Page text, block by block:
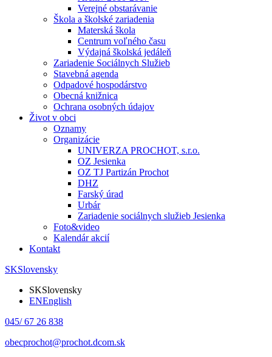
Verejné obstarávanie
Škola a školské zariadenia
Materská škola
Centrum voľného času
Výdajná školská jedáleň
Zariadenie Sociálnych Služieb
Stavebná agenda
Odpadové hospodárstvo
Obecná knižnica
Ochrana osobných údajov
Život v obci
Oznamy
Organizácie
UNIVERZA PROCHOT, s.r.o.
OZ Jesienka
OZ TJ Partizán Prochot
DHZ
Farský úrad
Urbár
Zariadenie sociálnych služieb Jesienka
Foto&video
Kalendár akcií
Kontakt
SKSlovensky
SKSlovensky
ENEnglish
045/ 67 26 838
obecprochot@prochot.dcom.sk